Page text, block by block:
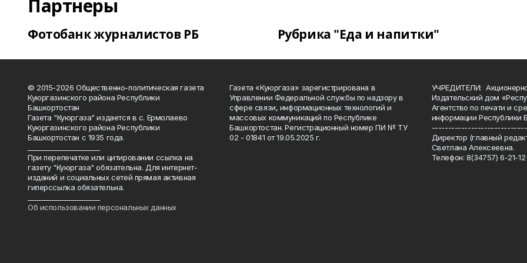
Партнеры
Фотобанк журналистов РБ Рубрика "Еда и напитки"
© 2015-2026 Общественно-политическая газета
Куюргазинского района Республики
Башкортостан
Газета "Куюргаза" издается в с. Ермолаево
Куюргазинского района Республики
Башкортостан с 1935 года.
При перепечатке или цитировании ссылка на
газету "Куюргаза" обязательна. Для интернет-
изданий и социальных сетей прямая активная
гиперссылка обязательна.
Об использовании персональных данных
Газета «Куюргаза» зарегистрирована в
Управлении Федеральной службы по надзору в
сфере связи, информационных технологий и
массовых коммуникаций по Республике
Башкортостан. Регистрационный номер ПИ № ТУ
02 - 01841 от 19.05.2025 г.
УЧРЕДИТЕЛИ:
Издательский дом
Агентство по печати и
информации Республики
Директор (главный
Светлана Алексеевна.
Телефон: 8(34757) 6-21-12